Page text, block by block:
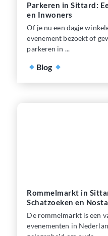
Parkeren in Sittard:
en Inwoners
Of je nu een dagje
evenement bezoekt of
parkeren in ...
Blog
Rommelmarkt in
Schatzoeken en
De rommelmarkt is een
evenementen in